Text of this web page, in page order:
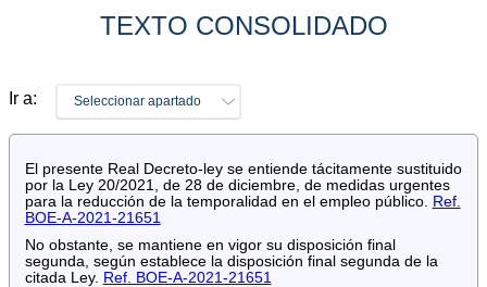
TEXTO CONSOLIDADO
Ir a: Seleccionar apartado
El presente Real Decreto-ley se entiende tácitamente sustituido
por la Ley 20/2021, de 28 de diciembre, de medidas urgentes
para la reducción de la temporalidad en el empleo público.
Ref.
BOE-A-2021-21651
No obstante, se mantiene en vigor su disposición final
segunda, según establece la disposición final segunda de la
citada Ley. Ref. BOE-A-2021-21651